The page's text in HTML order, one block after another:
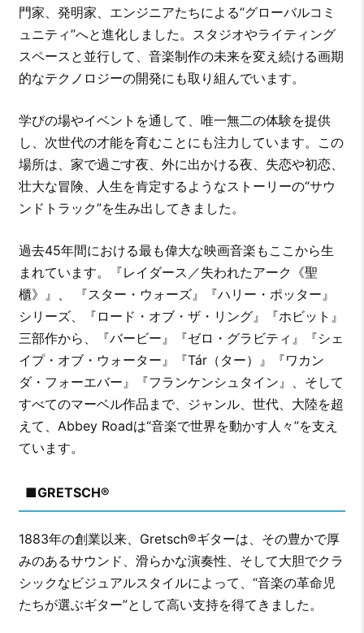
門家、発明家、エンジニアたちによる“グローバルコミ
ュニティ”へと進化しました。スタジオやライティング
スペースと並行して、音楽制作の未来を変え続ける画期
的なテクノロジーの開発にも取り組んでいます。
学びの場やイベントを通して、唯一無二の体験を提供
し、次世代の才能を育むことにも注力しています。この
場所は、家で過ごす夜、外に出かける夜、失恋や初恋、
壮大な冒険、人生を肯定するようなストーリーの“サウ
ンドトラック”を生み出してきました。
過去45年間における最も偉大な映画音楽もここから生
まれています。『レイダース／失われたアーク《聖
櫃》』、 『スター・ウォーズ』『ハリー・ポッター』
シリーズ、『ロード・オブ・ザ・リング』『ホビット』
三部作から、『バービー』『ゼロ・グラビティ』『シェ
イプ・オブ・ウォーター』『Tár（ター）』『ワカン
ダ・フォーエバー』『フランケンシュタイン』、そして
すべてのマーベル作品まで、ジャンル、世代、大陸を超
えて、Abbey Roadは“音楽で世界を動かす人々”を支え
ています。
■GRETSCH®
1883年の創業以来、Gretsch®ギターは、その豊かで厚
みのあるサウンド、滑らかな演奏性、そして大胆でクラ
シックなビジュアルスタイルによって、“音楽の革命児
たちが選ぶギター”として高い支持を得てきました。